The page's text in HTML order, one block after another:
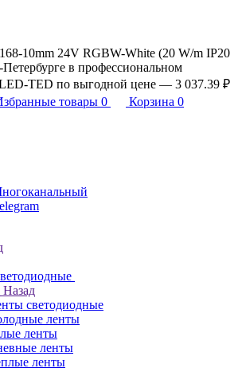
10mm 24V RGBW-White (20 W/m IP20
в профессиональном
LED-TED по выгодной цене — 3 037.39 ₽
товары 0 Корзина 0
Назад
светодиодные
ленты
ленты
ленты
ленты